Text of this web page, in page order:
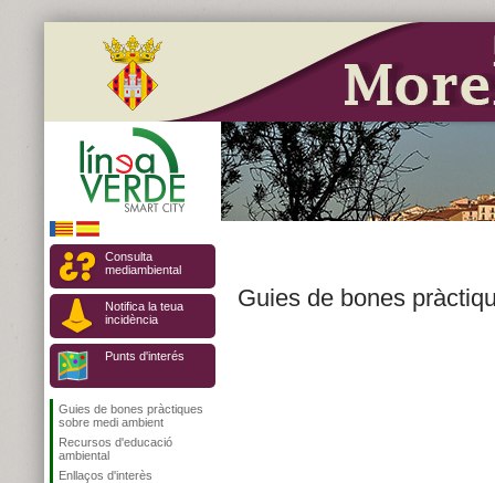
Consulta
mediambiental
Notifica la teua
incidència
Punts d'interés
Guies de bones pràctiques
sobre medi ambient
Recursos d'educació
ambiental
Enllaços d'interès
Guies de bones